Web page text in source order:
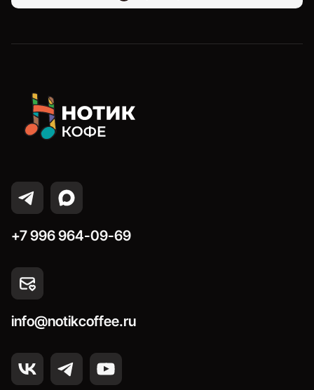
+7 996 964-09-69
info@notikcoffee.ru